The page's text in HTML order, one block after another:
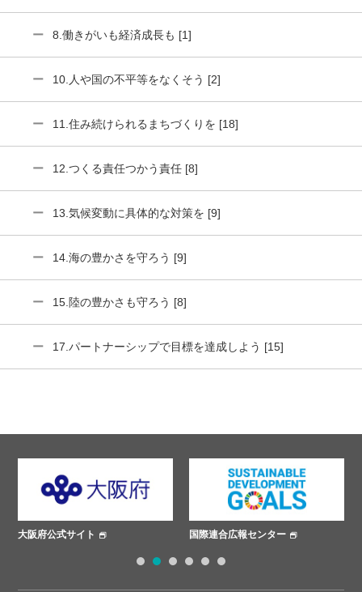
8.働きがいも経済成長も [1]
10.人や国の不平等をなくそう [2]
11.住み続けられるまちづくりを [18]
12.つくる責任つかう責任 [8]
13.気候変動に具体的な対策を [9]
14.海の豊かさを守ろう [9]
15.陸の豊かさも守ろう [8]
17.パートナーシップで目標を達成しよう [15]
大阪府公式サイト 国際連合広報センター